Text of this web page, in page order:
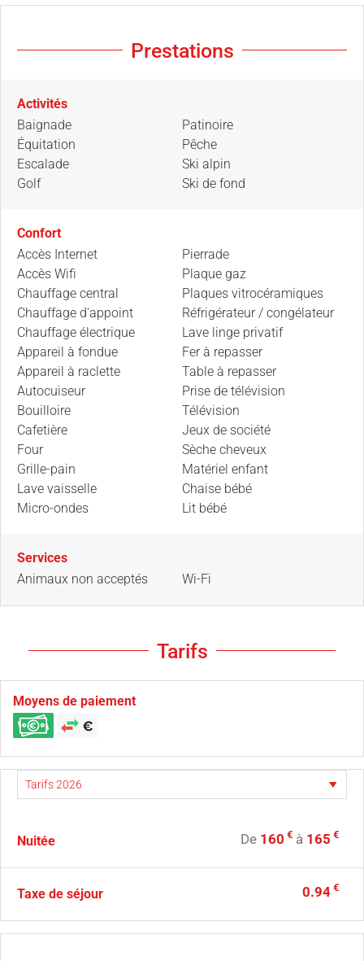
Prestations
Activités
Baignade
Équitation
Escalade
Golf
Patinoire
Pêche
Ski alpin
Ski de fond
Confort
Accès Internet
Accès Wifi
Chauffage central
Chauffage d'appoint
Chauffage électrique
Appareil à fondue
Appareil à raclette
Autocuiseur
Bouilloire
Cafetière
Four
Grille-pain
Lave vaisselle
Micro-ondes
Pierrade
Plaque gaz
Plaques vitrocéramiques
Réfrigérateur / congélateur
Lave linge privatif
Fer à repasser
Table à repasser
Prise de télévision
Télévision
Jeux de société
Sèche cheveux
Matériel enfant
Chaise bébé
Lit bébé
Services
Animaux non acceptés
Wi-Fi
Tarifs
Moyens de paiement
Nuitée De 160 € à 165 €
Taxe de séjour 0.94 €